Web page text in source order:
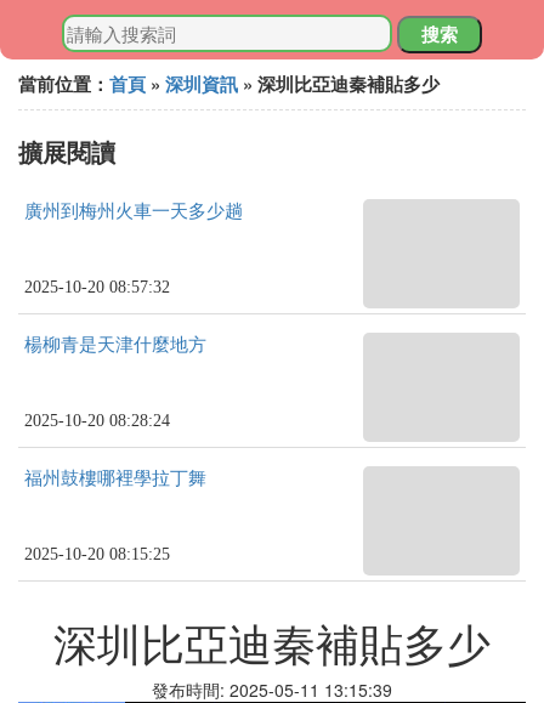
搜索
當前位置： 首頁 » 深圳資訊 » 深圳比亞迪秦補貼多少
擴展閱讀
廣州到梅州火車一天多少趟
2025-10-20 08:57:32
楊柳青是天津什麼地方
2025-10-20 08:28:24
福州鼓樓哪裡學拉丁舞
2025-10-20 08:15:25
深圳比亞迪秦補貼多少
發布時間: 2025-05-11 13:15:39